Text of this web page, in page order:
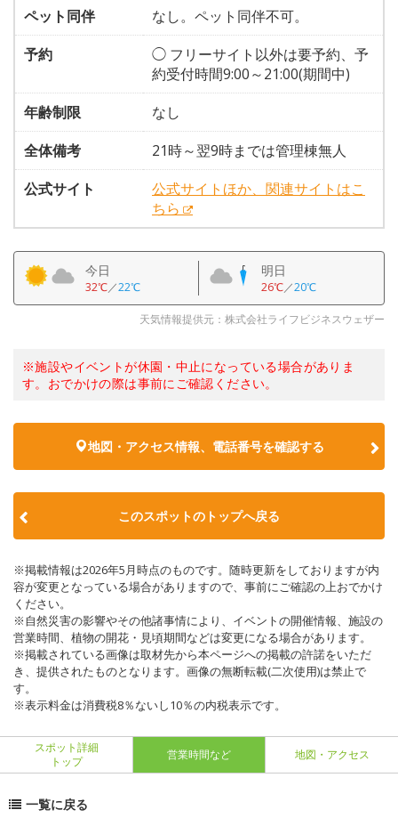
ペット同伴
なし。ペット同伴不可。
予約
◯ フリーサイト以外は要予約、予
約受付時間9:00～21:00(期間中)
年齢制限
なし
全体備考
21時～翌9時までは管理棟無人
公式サイト
公式サイトほか、関連サイトはこ
ちら
今日
32℃／22℃
明日
26℃／20℃
天気情報提供元：株式会社ライフビジネスウェザー
※施設やイベントが休園・中止になっている場合がありま
す。おでかけの際は事前にご確認ください。
地図・アクセス情報、電話番号を確認する
このスポットのトップへ戻る
※掲載情報は2026年5月時点のものです。随時更新をしておりますが内
容が変更となっている場合がありますので、事前にご確認の上おでかけ
ください。
※自然災害の影響やその他諸事情により、イベントの開催情報、施設の
営業時間、植物の開花・見頃期間などは変更になる場合があります。
※掲載されている画像は取材先から本ページへの掲載の許諾をいただ
き、提供されたものとなります。画像の無断転載(二次使用)は禁止で
す。
※表示料金は消費税8％ないし10％の内税表示です。
スポット詳細
トップ
営業時間など 地図・アクセス
一覧に戻る